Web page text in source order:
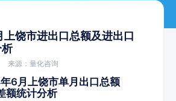
饶市进出口总额及进出口
来源：量化咨询
6月上饶市单月出口总额
额统计分析